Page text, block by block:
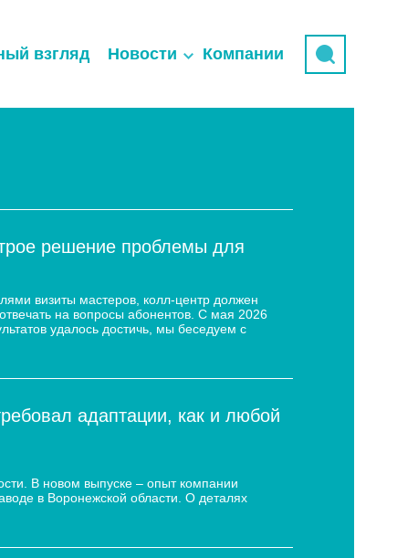
взгляд Новости Компании
решение проблемы для
визиты мастеров, колл-центр должен
на вопросы абонентов. С мая 2026
удалось достичь, мы беседуем с
адаптации, как и любой
В новом выпуске – опыт компании
в Воронежской области. О деталях